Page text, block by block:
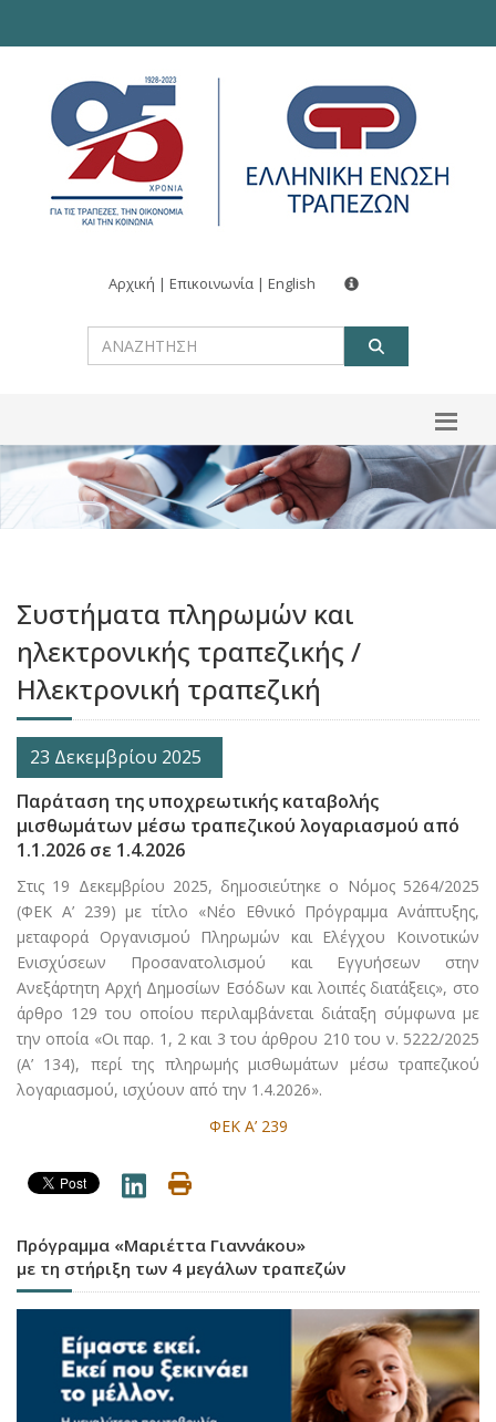
Αρχική | Επικοινωνία | English
Συστήματα πληρωμών και
ηλεκτρονικής τραπεζικής /
Ηλεκτρονική τραπεζική
23 Δεκεμβρίου 2025
Παράταση της υποχρεωτικής καταβολής
μισθωμάτων μέσω τραπεζικού λογαριασμού από
1.1.2026 σε 1.4.2026
Στις 19 Δεκεμβρίου 2025, δημοσιεύτηκε ο Νόμος 5264/2025
(ΦΕΚ Α’ 239) με τίτλο «Νέο Εθνικό Πρόγραμμα Ανάπτυξης,
μεταφορά Οργανισμού Πληρωμών και Ελέγχου Κοινοτικών
Ενισχύσεων Προσανατολισμού και Εγγυήσεων στην
Ανεξάρτητη Αρχή Δημοσίων Εσόδων και λοιπές διατάξεις», στο
άρθρο 129 του οποίου περιλαμβάνεται διάταξη σύμφωνα με
την οποία «Οι παρ. 1, 2 και 3 του άρθρου 210 του ν. 5222/2025
(Α’ 134), περί της πληρωμής μισθωμάτων μέσω τραπεζικού
λογαριασμού, ισχύουν από την 1.4.2026».
ΦΕΚ Α’ 239
Πρόγραμμα «Μαριέττα Γιαννάκου»
με τη στήριξη των 4 μεγάλων τραπεζών